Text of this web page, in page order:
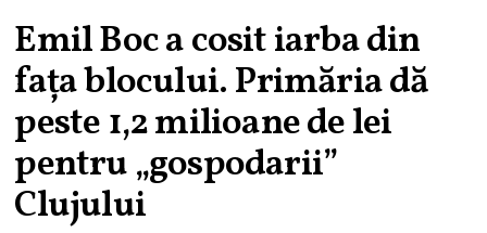
Emil Boc a cosit iarba din
fața blocului. Primăria dă
peste 1,2 milioane de lei
pentru „gospodarii”
Clujului